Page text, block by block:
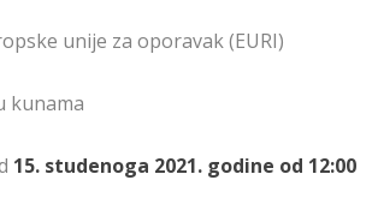
unije za oporavak (EURI)
kunama
15. studenoga 2021. godine od 12:00